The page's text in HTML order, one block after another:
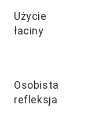
Użycie
łaciny
Osobista
refleksja